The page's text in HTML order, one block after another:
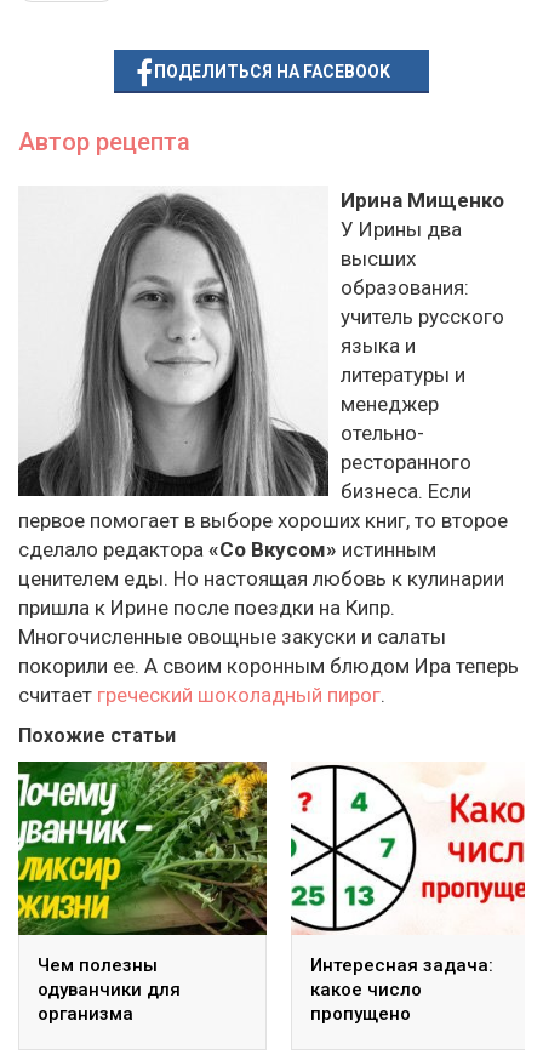
ПОДЕЛИТЬСЯ НА FACEBOOK
Автор рецепта
Ирина Мищенко
У Ирины два
высших
образования:
учитель русского
языка и
литературы и
менеджер
отельно-
ресторанного
бизнеса. Если
первое помогает в выборе хороших книг, то второе
сделало редактора «Со Вкусом» истинным
ценителем еды. Но настоящая любовь к кулинарии
пришла к Ирине после поездки на Кипр.
Многочисленные овощные закуски и салаты
покорили ее. А своим коронным блюдом Ира теперь
считает греческий шоколадный пирог.
Похожие статьи
Чем полезны
одуванчики для
организма
Интересная задача:
какое число
пропущено